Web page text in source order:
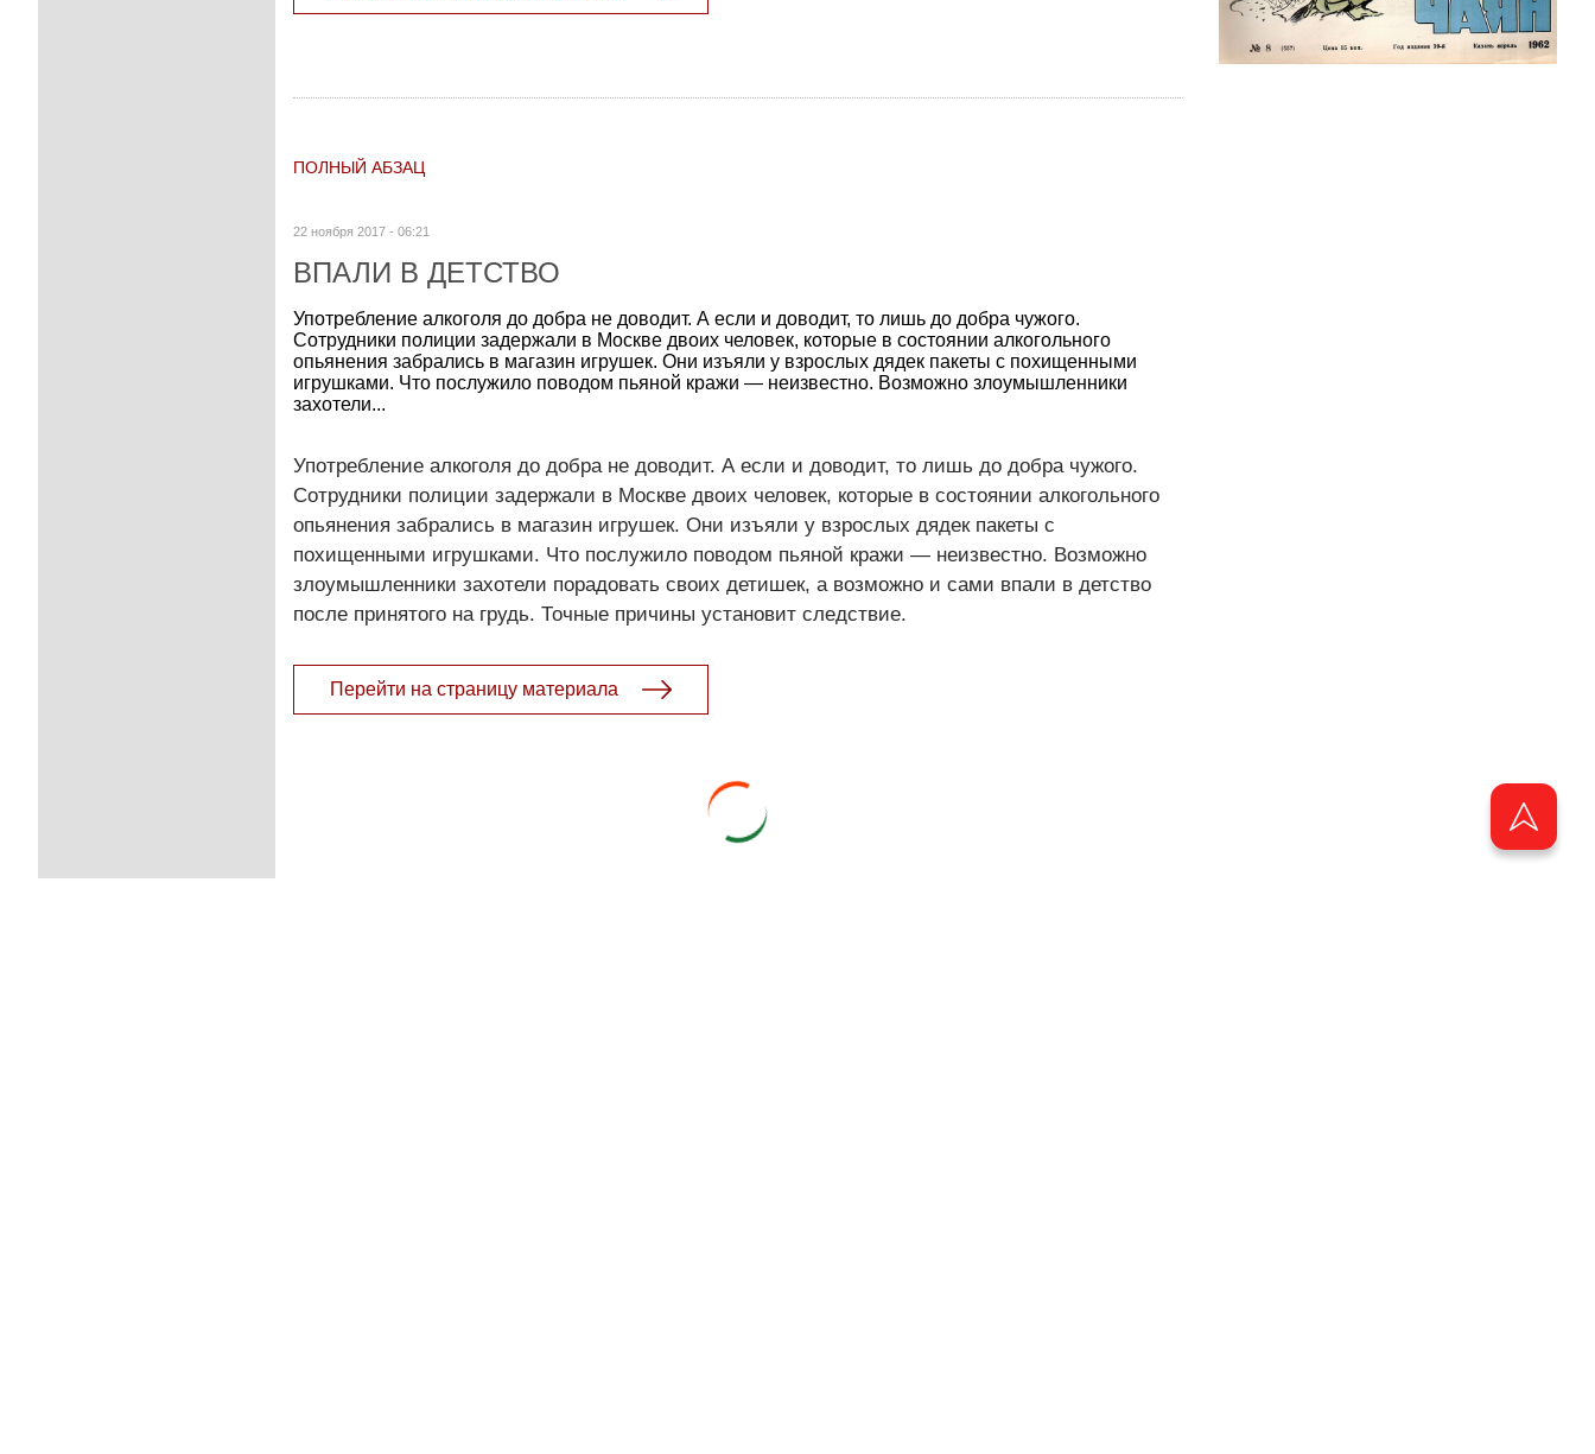
ПОЛНЫЙ АБЗАЦ
22 ноября 2017 - 06:21
ВПАЛИ В ДЕТСТВО
Употребление алкоголя до добра не доводит. А если и доводит, то лишь до добра чужого.
Сотрудники полиции задержали в Москве двоих человек, которые в состоянии алкогольного
опьянения забрались в магазин игрушек. Они изъяли у взрослых дядек пакеты с похищенными
игрушками. Что послужило поводом пьяной кражи — неизвестно. Возможно злоумышленники
захотели...
Употребление алкоголя до добра не доводит. А если и доводит, то лишь до добра чужого.
Сотрудники полиции задержали в Москве двоих человек, которые в состоянии алкогольного
опьянения забрались в магазин игрушек. Они изъяли у взрослых дядек пакеты с
похищенными игрушками. Что послужило поводом пьяной кражи — неизвестно. Возможно
злоумышленники захотели порадовать своих детишек, а возможно и сами впали в детство
после принятого на грудь. Точные причины установит следствие.
Перейти на страницу материала